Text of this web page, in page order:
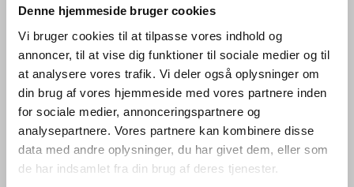
Denne hjemmeside bruger cookies
Vi bruger cookies til at tilpasse vores indhold og
annoncer, til at vise dig funktioner til sociale medier og til
at analysere vores trafik. Vi deler også oplysninger om
din brug af vores hjemmeside med vores partnere inden
for sociale medier, annonceringspartnere og
analysepartnere. Vores partnere kan kombinere disse
data med andre oplysninger, du har givet dem, eller som
de har indsamlet fra din brug af deres tjenester.
hvilket gør det lettere at betjene armaturet. Hertil er
tuden på vandhanerne designet i en nedadgående
position, for at sikre, at vand ikke løber ind i hanen og
forårsager blokeringer eller opbygning af kalk.
Til sortimentet forefindes et udvalg af bundventiler, der
både matcher i farve, finish og behov.
Produkterne er dækket af en 20 års garanti, hvilket
også underbygger kvaliteten i håndværket.